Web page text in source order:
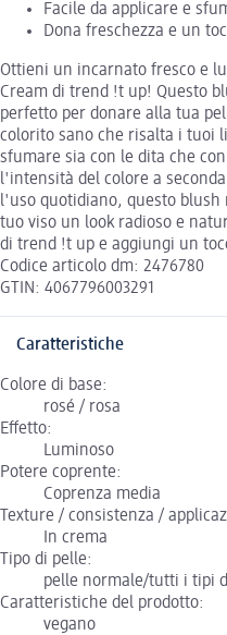
Facile da applicare e
Dona freschezza e un
Ottieni un incarnato fresco e
Cream di trend !t up! Questo
perfetto per donare alla tua
colorito sano che risalta i tuoi
sfumare sia con le dita che
l'intensità del colore a
l'uso quotidiano, questo
tuo viso un look radioso e
di trend !t up e aggiungi un
Codice articolo dm: 2476780
GTIN: 4067796003291
Caratteristiche
Colore di base:
rosé / rosa
Effetto:
Luminoso
Potere coprente:
Coprenza media
Texture / consistenza /
In crema
Tipo di pelle:
pelle normale/tutti i tipi
Caratteristiche del prodotto:
vegano